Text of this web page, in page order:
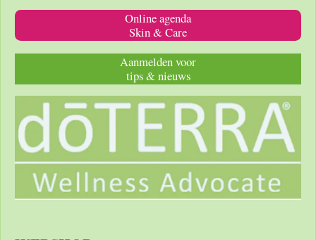
Online agenda
Skin & Care
Aanmelden voor
tips & nieuws